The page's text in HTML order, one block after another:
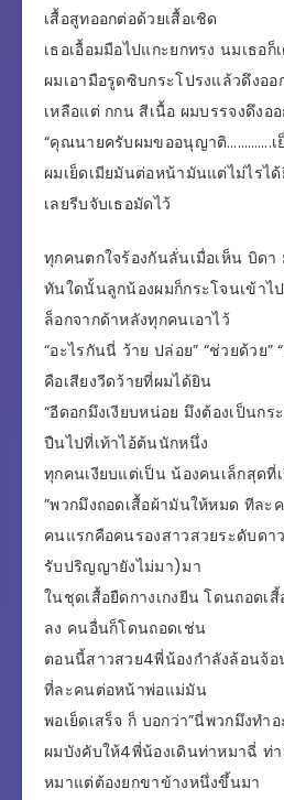
เสื้อสูทออกต่อด้วยเสื้อเชิด
เธอเอื้อมมือไปแกะยกทรง นมเธอ
ผมเอามือรูดซิบกระโปรงแล้วดึงออ
เหลือแต่ กกน สีเนื้อ ผมบรรจงดึงอ
“คุณนายครับผมขออนุญาติ………….เ
ผมเย็ดเมียมันต่อหน้ามันแต่ไม่ไรไ
เลยรีบจับเธอมัดไว้
ทุกคนตกใจร้องกันลั่นเมื่อเห็น บิดา
ทันใดนั้นลูกน้องผมก็กระโจนเข้าไป
ล็อกจากด้าหลังทุกคนเอาไว้
“อะไรกันนี่ ว้าย ปล่อย” “ช่วยด้วย”
คือเสียงวีดว้ายที่ผมได้ยิน
“อีดอกมึงเงียบหน่อย มึงต้องเป็นกร
ปืนไปที่เท้าไอ้ต้นนักหนึ่ง
ทุกคนเงียบแต่เป็น น้องคนเล็กสุดที่
”พวกมึงถอดเสื้อผ้ามันให้หมด ทีละ
คนแรกคือคนรองสาวสวยระดับด
รับปริญญายังไม่มา)มา
ในชุดเสื้อยืดกางเกงยีน โดนถอดเสี้
ลง คนอื่นก็โดนถอดเช่น
ตอนนี้สาวสวย4พี่น้องกำลังล้อนจ้อ
ที่ละคนต่อหน้าพ่อแม่มัน
พอเย็ดเสร็จ ก็ บอกว่า”นี่พวกมึงทำ
ผมบังคับให้4พี่น้องเดินท่าหมาฉี่ ท่
หมาแต่ต้องยกขาข้างหนึ่งขึ้นมา